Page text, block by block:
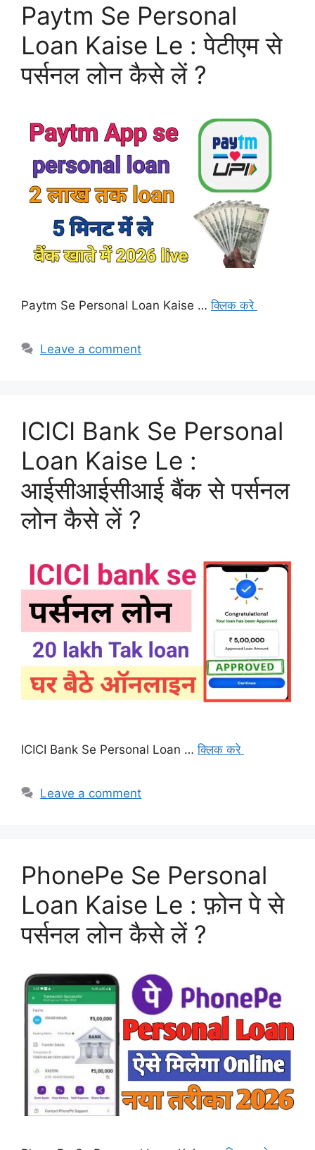
Paytm Se Personal
Loan Kaise Le : पेटीएम से
पर्सनल लोन कैसे लें ?
Paytm Se Personal Loan Kaise …क्लिक करे
Leave a comment
ICICI Bank Se Personal
Loan Kaise Le :
आईसीआईसीआई बैंक से पर्सनल
लोन कैसे लें ?
ICICI Bank Se Personal Loan …क्लिक करे
Leave a comment
PhonePe Se Personal
Loan Kaise Le : फ़ोन पे से
पर्सनल लोन कैसे लें ?